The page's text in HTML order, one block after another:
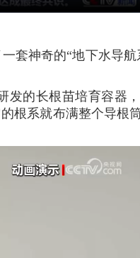
套神奇的“地下水导
发的长根苗培育容器
根系就布满整个导根